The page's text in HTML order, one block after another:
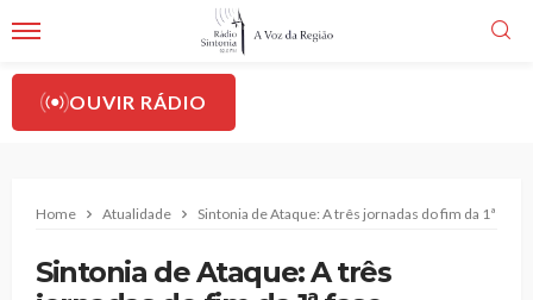
OUVIR RÁDIO
Home Atualidade Sintonia de Ataque: A três jornadas do fim da 1ª
Sintonia de Ataque: A três